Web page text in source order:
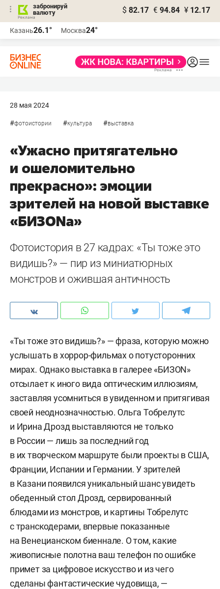
забронируй
валюту
$ 82.17 € 94.84 ¥ 12.17
Казань26.1° Москва24°
28 мая 2024
#фотоистории #культура #выставка
«Ужасно притягательно
и ошеломительно
прекрасно»: эмоции
зрителей на новой выставке
«БИЗONа»
Фотоистория в 27 кадрах: «Ты тоже это
видишь?» — пир из миниатюрных
монстров и ожившая античность
«Ты тоже это видишь?» — фраза, которую можно
услышать в хоррор-фильмах о потусторонних
мирах. Однако выставка в галерее «БИЗON»
отсылает к иного вида оптическим иллюзиям,
заставляя усомниться в увиденном и притягивая
своей неоднозначностью. Ольга Тобрелутс
и Ирина Дрозд выставляются не только
в России — лишь за последний год
в их творческом маршруте были проекты в США,
Франции, Испании и Германии. У зрителей
в Казани появился уникальный шанс увидеть
обеденный стол Дрозд, сервированный
блюдами из монстров, и картины Тобрелутс
с транскодерами, впервые показанные
на Венецианском биеннале. О том, какие
живописные полотна ваш телефон по ошибке
примет за цифровое искусство и из чего
сделаны фантастические чудовища, —